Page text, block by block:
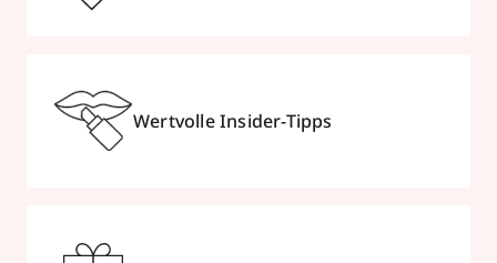
Wertvolle Insider-Tipps